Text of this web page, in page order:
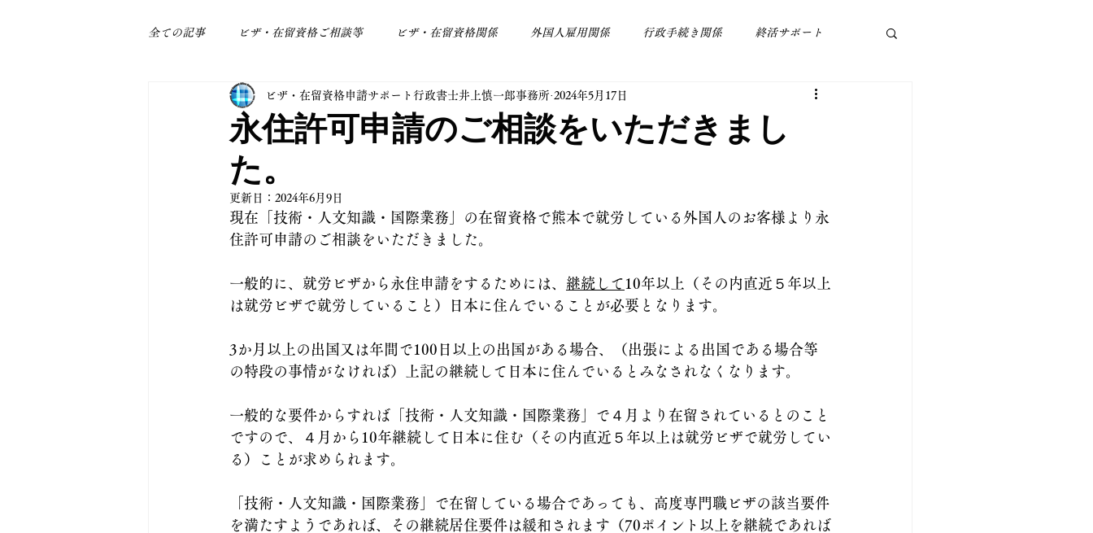
全ての記事 ビザ・在留資格ご相談等 ビザ・在留資格関係 外国人雇用関係 行政手続き関係 終活サポート
身近なトラブル 補助金関係 その他 会社設立関係
永住許可申請のご相談をいただきまし
た。
ビザ・在留資格申請サポート行政書士井上慎一郎事務所 2024年5月17日
更新日： 2024年6月9日
現在「技術・人文知識・国際業務」の在留資格で熊本で就労している外国人のお客様より永
住許可申請のご相談をいただきました。
一般的に、就労ビザから永住申請をするためには、 継続して 10年以上（その内直近５年以上
は就労ビザで就労していること）日本に住んでいることが必要となります。
3か月以上の出国又は年間で100日以上の出国がある場合、（出張による出国である場合等
の特段の事情がなければ）上記の継続して日本に住んでいるとみなされなくなります。
一般的な要件からすれば「技術・人文知識・国際業務」で４月より在留されているとのこと
ですので、４月から10年継続して日本に住む（その内直近５年以上は就労ビザで就労してい
る）ことが求められます。
「技術・人文知識・国際業務」で在留している場合であっても、高度専門職ビザの該当要件
を満たすようであれば、その継続居住要件は緩和されます（70ポイント以上を継続であれば